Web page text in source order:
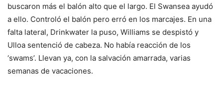
buscaron más el balón alto que el largo. El Swansea ayudó
a ello. Controló el balón pero erró en los marcajes. En una
falta lateral, Drinkwater la puso, Williams se despistó y
Ulloa sentenció de cabeza. No había reacción de los
‘swams’. Llevan ya, con la salvación amarrada, varias
semanas de vacaciones.